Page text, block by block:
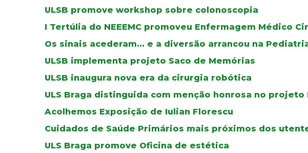
ULSB promove workshop sobre colonoscopia
I Tertúlia do NEEEMC promoveu Enfermagem Médico
Os sinais acederam... e a diversão arrancou na
ULSB implementa projeto Saco de Memórias
ULSB inaugura nova era da cirurgia robótica
ULS Braga distinguida com menção honrosa no
Acolhemos Exposição de Iulian Florescu
Cuidados de Saúde Primários mais próximos dos
ULS Braga promove Oficina de estética